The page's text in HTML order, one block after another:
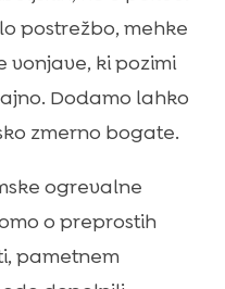
pse: topla jušna
trebuščke:
kako se
topli mini-priboljški,
vključimo v
postrežbo, mehke
vonjave, ki pozimi
Dodamo lahko
zmerno bogate.
ogrevalne
o preprostih
pametnem